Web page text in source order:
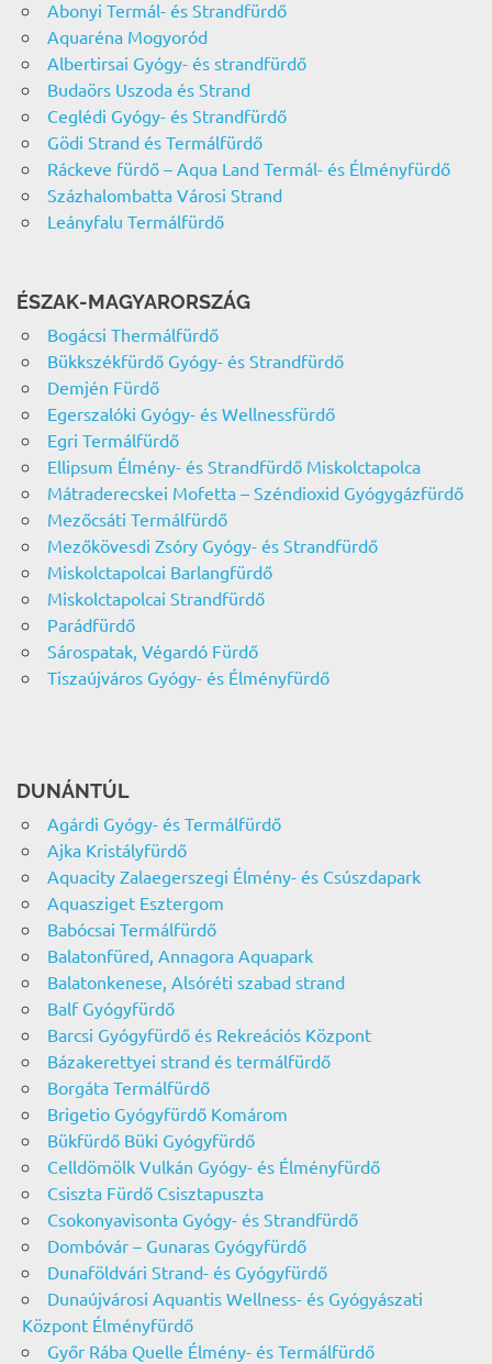
Abonyi Termál- és Strandfürdő
Aquaréna Mogyoród
Albertirsai Gyógy- és strandfürdő
Budaörs Uszoda és Strand
Ceglédi Gyógy- és Strandfürdő
Gödi Strand és Termálfürdő
Ráckeve fürdő – Aqua Land Termál- és Élményfürdő
Százhalombatta Városi Strand
Leányfalu Termálfürdő
ÉSZAK-MAGYARORSZÁG
Bogácsi Thermálfürdő
Bükkszékfürdő Gyógy- és Strandfürdő
Demjén Fürdő
Egerszalóki Gyógy- és Wellnessfürdő
Egri Termálfürdő
Ellipsum Élmény- és Strandfürdő Miskolctapolca
Mátraderecskei Mofetta – Széndioxid Gyógygázfürdő
Mezőcsáti Termálfürdő
Mezőkövesdi Zsóry Gyógy- és Strandfürdő
Miskolctapolcai Barlangfürdő
Miskolctapolcai Strandfürdő
Parádfürdő
Sárospatak, Végardó Fürdő
Tiszaújváros Gyógy- és Élményfürdő
DUNÁNTÚL
Agárdi Gyógy- és Termálfürdő
Ajka Kristályfürdő
Aquacity Zalaegerszegi Élmény- és Csúszdapark
Aquasziget Esztergom
Babócsai Termálfürdő
Balatonfüred, Annagora Aquapark
Balatonkenese, Alsóréti szabad strand
Balf Gyógyfürdő
Barcsi Gyógyfürdő és Rekreációs Központ
Bázakerettyei strand és termálfürdő
Borgáta Termálfürdő
Brigetio Gyógyfürdő Komárom
Bükfürdő Büki Gyógyfürdő
Celldömölk Vulkán Gyógy- és Élményfürdő
Csiszta Fürdő Csisztapuszta
Csokonyavisonta Gyógy- és Strandfürdő
Dombóvár – Gunaras Gyógyfürdő
Dunaföldvári Strand- és Gyógyfürdő
Dunaújvárosi Aquantis Wellness- és Gyógyászati
Központ Élményfürdő
Győr Rába Quelle Élmény- és Termálfürdő